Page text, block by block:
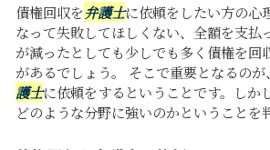
債権回収を弁護士に依頼をしたい方の心
なって失敗してほしくない、全額を支払
が減ったとしても少しでも多く債権を回
があるでしょう。 そこで重要となるの
護士に依頼をするということです。しか
どのような分野に強いのかということを